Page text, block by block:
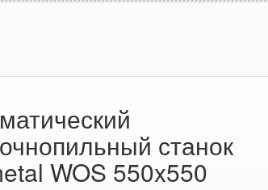
станок
WOS 550x550